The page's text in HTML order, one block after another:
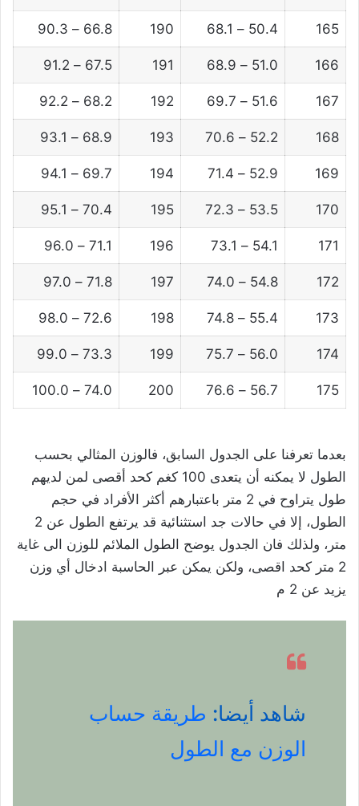
165
50.4 – 68.1
190
66.8 – 90.3
166
51.0 – 68.9
191
67.5 – 91.2
167
51.6 – 69.7
192
68.2 – 92.2
168
52.2 – 70.6
193
68.9 – 93.1
169
52.9 – 71.4
194
69.7 – 94.1
170
53.5 – 72.3
195
70.4 – 95.1
171
54.1 – 73.1
196
71.1 – 96.0
172
54.8 – 74.0
197
71.8 – 97.0
173
55.4 – 74.8
198
72.6 – 98.0
174
56.0 – 75.7
199
73.3 – 99.0
175
56.7 – 76.6
200
74.0 – 100.0
بعدما تعرفنا على الجدول السابق، فالوزن المثالي بحسب
الطول لا يمكنه أن يتعدى 100 كغم كحد أقصى لمن لديهم
طول يتراوح في 2 متر باعتبارهم أكثر الأفراد في حجم
الطول، إلا في حالات جد استثنائية قد يرتفع الطول عن 2
متر، ولذلك فان الجدول يوضح الطول الملائم للوزن الى غاية
2 متر كحد اقصى، ولكن يمكن عبر الحاسبة ادخال أي وزن
يزيد عن 2 م
شاهد أيضا: طريقة حساب
الوزن مع الطول